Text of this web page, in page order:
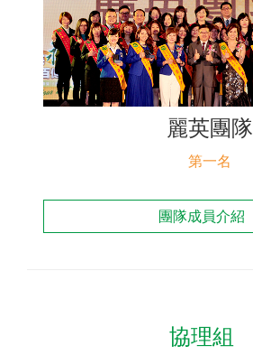
網站連結
聯絡我們
麗英團隊
第一名
團隊成員介紹
協理組